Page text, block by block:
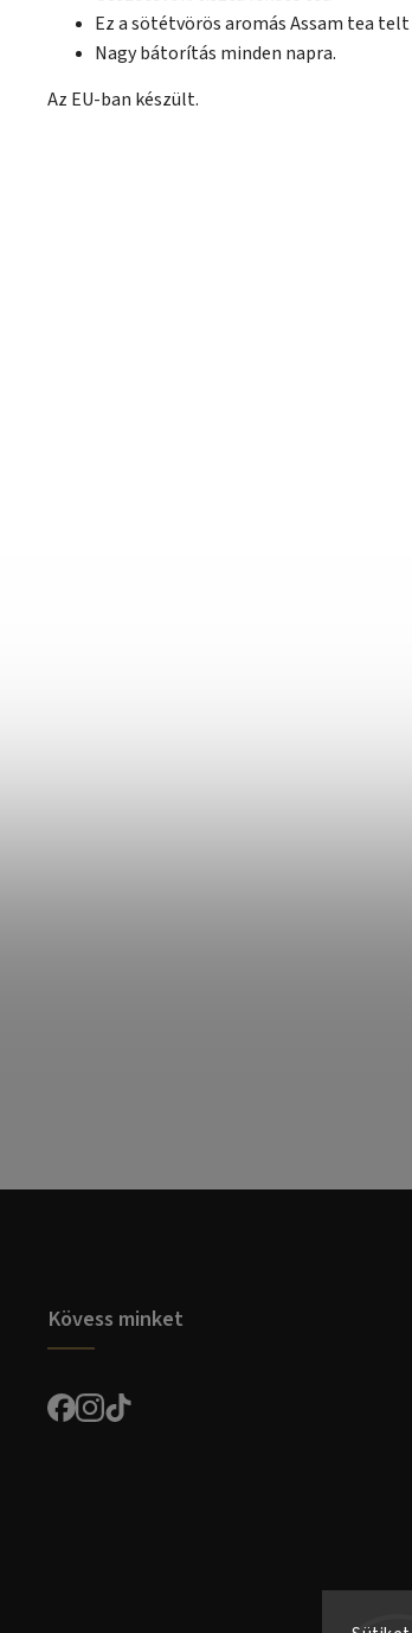
Ez a sötétvörös aromás Assam tea telt
Nagy bátorítás minden napra.
Az EU-ban készült.
Kövess minket